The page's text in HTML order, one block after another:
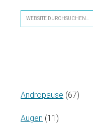
Website
durchsuchen…
Andropause (67)
Augen (11)